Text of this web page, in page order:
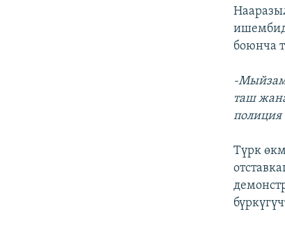
боюнча
-
таш
полиция
Түрк